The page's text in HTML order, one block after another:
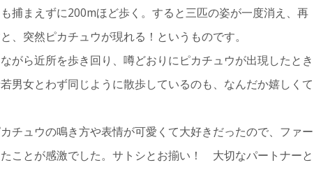
捕まえずに200mほど歩く。すると三匹の姿が一度消え、再
、突然ピカチュウが現れる！というものです。
がら近所を歩き回り、噂どおりにピカチュウが出現したとき
女とわず同じように散歩しているのも、なんだか嬉しくて
チュウの鳴き方や表情が可愛くて大好きだったので、ファー
ことが感激でした。サトシとお揃い！ 大切なパートナーと